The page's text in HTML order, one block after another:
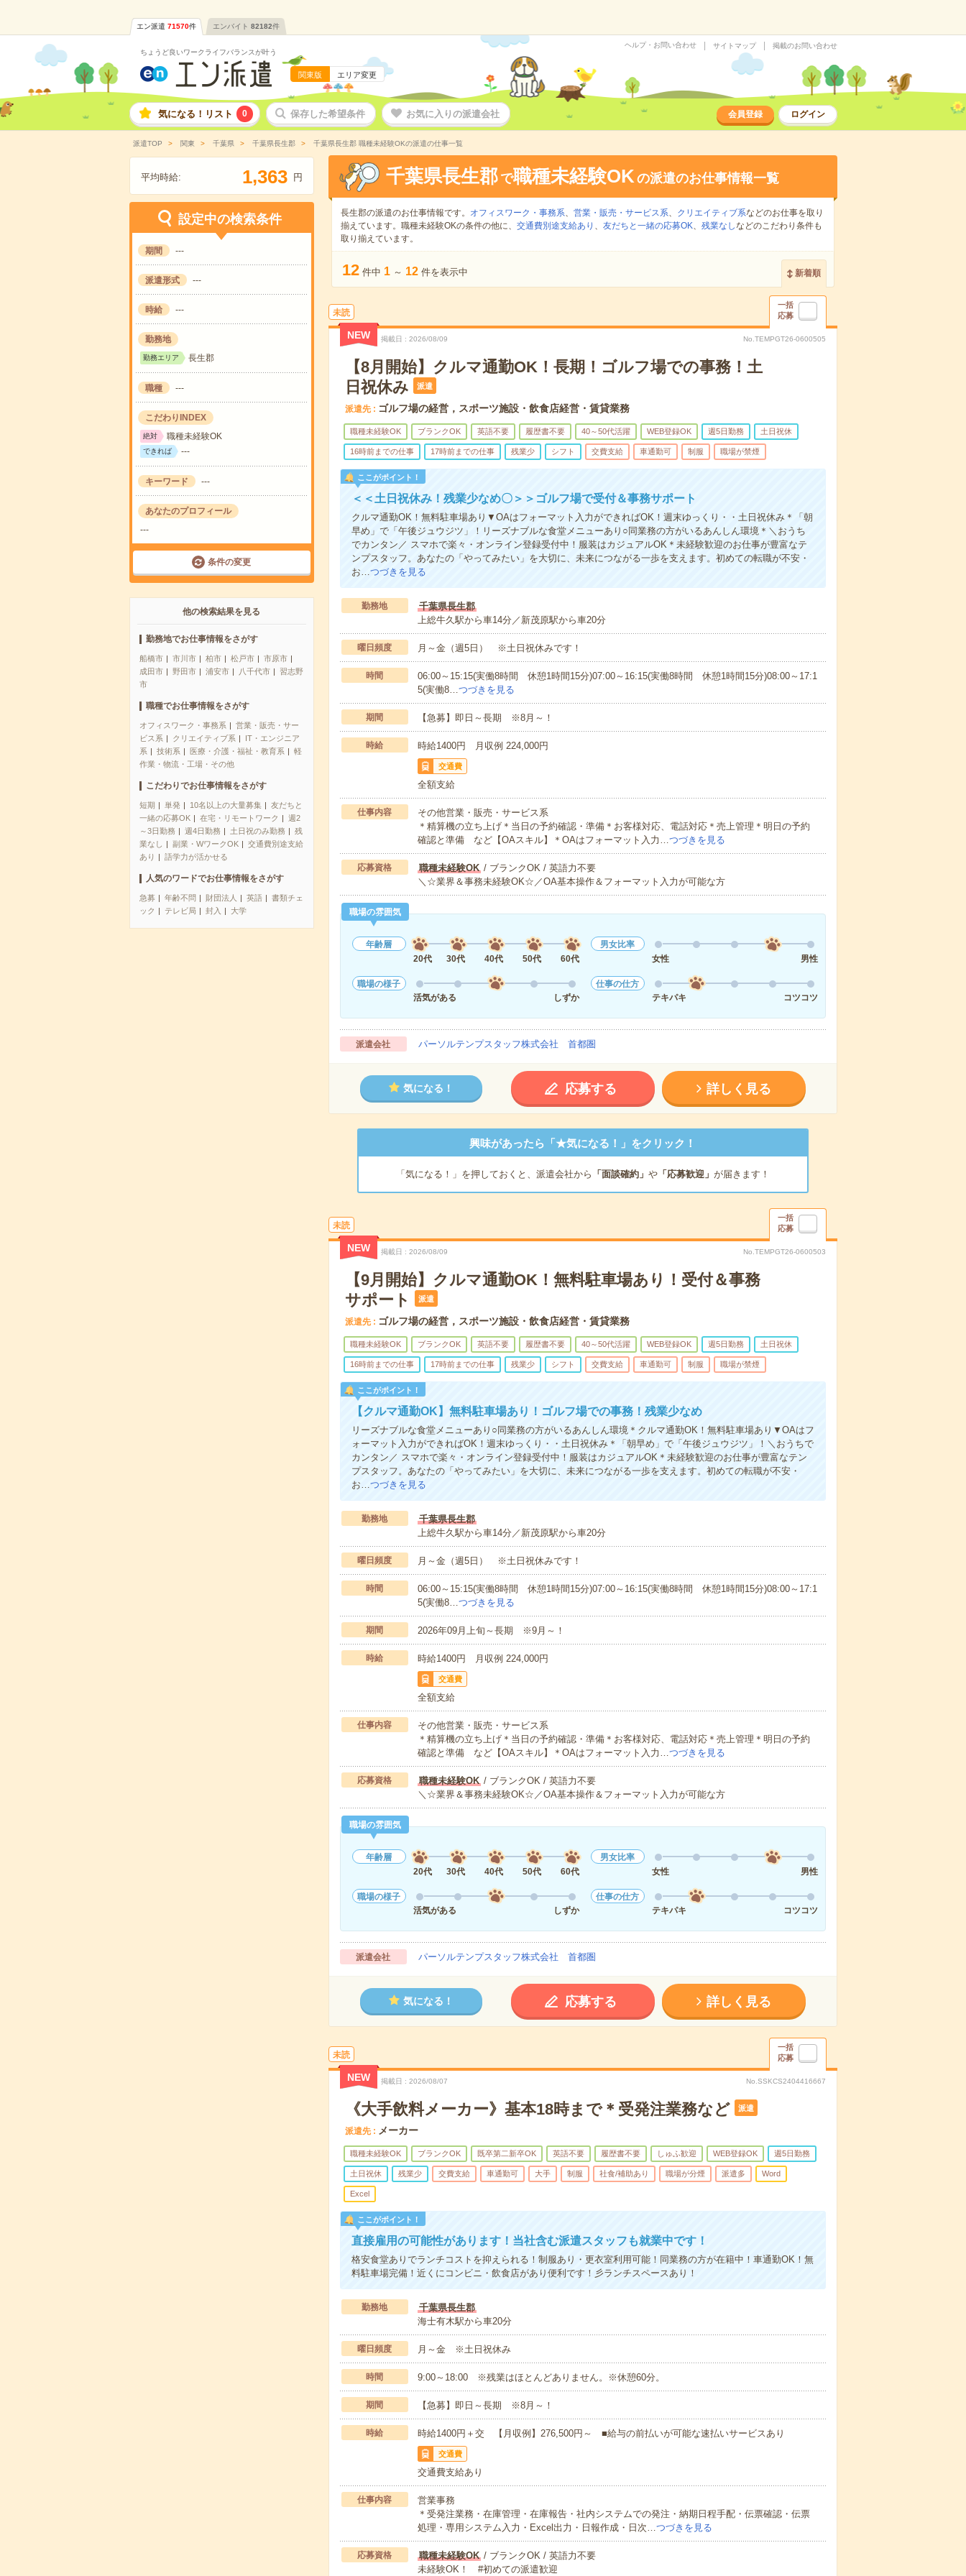
エン派遣 71570件 エンバイト 82182件
ちょうど良いワークライフバランスが叶う
関東版 エリア変更
ヘルプ・お問い合わせ サイトマップ 掲載のお問い合わせ
気になる！リスト 0 保存した希望条件 お気に入りの派遣会社 会員登録 ログイン
派遣TOP 関東 千葉県 千葉県長生郡 千葉県長生郡 職種未経験OKの派遣の仕事一覧
平均時給: 1,363 円
設定中の検索条件
期間 ---
派遣形式 ---
時給 ---
勤務地
勤務エリア 長生郡
職種 ---
こだわりINDEX
絶対 職種未経験OK
できれば ---
キーワード ---
あなたのプロフィール
---
条件の変更
他の検索結果を見る
勤務地でお仕事情報をさがす
船橋市 市川市 柏市 松戸市
市原市
成田市
野田市 浦安市 八千代市
習志野
市
職種でお仕事情報をさがす
オフィスワーク・事務系
営業・販売・サー
ビス系
クリエイティブ系
IT・エンジニア
系
技術系 医療・介護・福祉・教育系
軽
作業・物流・工場・その他
こだわりでお仕事情報をさがす
短期 単発 10名以上の大量募集
友だちと
一緒の応募OK
在宅・リモートワーク
週2
～3日勤務
週4日勤務 土日祝のみ勤務
残
業なし
副業・WワークOK
交通費別途支給
あり
語学力が活かせる
人気のワードでお仕事情報をさがす
急募 年齢不問 財団法人 英語
書類チェ
ック
テレビ局 封入 大学
千葉県長生郡 で職種未経験OKの派遣のお仕事情報一覧
長生郡の派遣のお仕事情報です。 オフィスワーク・事務系、 営業・販売・サービス系、 クリエイティブ系などのお仕事を取り
揃えています。職種未経験OKの条件の他に、 交通費別途支給あり 、 友だちと一緒の応募OK、 残業なしなどのこだわり条件も
取り揃えています。
12 件中 1 ～ 12 件を表示中 新着順
未読
一括
応募
NEW 掲載日 2026/08/09 No.TEMPGT26-0600505
【8月開始】クルマ通勤OK！長期！ゴルフ場での事務！土
日祝休み
派遣
派遣先 ゴルフ場の経営，スポーツ施設・飲食店経営・賃貸業務
職種未経験OK ブランクOK 英語不要 履歴書不要 40～50代活躍 WEB登録OK 週5日勤務 土日祝休
16時前までの仕事 17時前までの仕事 残業少 シフト 交費支給 車通勤可 制服 職場が禁煙
ここがポイント！
＜＜土日祝休み！残業少なめ〇＞＞ゴルフ場で受付＆事務サポート
クルマ通勤OK！無料駐車場あり▼OAはフォーマット入力ができればOK！週末ゆっくり・・土日祝休み＊「朝
早め」で「午後ジュウジツ」！リーズナブルな食堂メニューあり○同業務の方がいるあんしん環境＊＼おうち
でカンタン／ スマホで楽々・オンライン登録受付中！服装はカジュアルOK＊未経験歓迎のお仕事が豊富なテ
ンプスタッフ。あなたの「やってみたい」を大切に、未来につながる一歩を支えます。初めての転職が不安・
お…つづきを見る
勤務地
千葉県長生郡
上総牛久駅から車14分／新茂原駅から車20分
曜日頻度 月～金（週5日） ※土日祝休みです！
時間
06:00～15:15(実働8時間 休憩1時間15分)07:00～16:15(実働8時間 休憩1時間15分)08:00～17:1
5(実働8…つづきを見る
期間 【急募】即日～長期 ※8月～！
時給 時給1400円 月収例 224,000円
交通費
全額支給
仕事内容
その他営業・販売・サービス系
＊精算機の立ち上げ＊当日の予約確認・準備＊お客様対応、電話対応＊売上管理＊明日の予約
確認と準備 など【OAスキル】＊OAはフォーマット入力…つづきを見る
応募資格 職種未経験OK/ ブランクOK / 英語力不要
＼☆業界＆事務未経験OK☆／OA基本操作＆フォーマット入力が可能な方
職場の雰囲気
年齢層
20代
30代 40代 50代 60代
男女比率
女性
男性
職場の様子
活気がある
しずか
仕事の仕方
テキパキ
コツコツ
派遣会社 パーソルテンプスタッフ株式会社 首都圏
気になる！ 応募する 詳しく見る
興味があったら「★気になる！」をクリック！
「気になる！」を押しておくと、派遣会社から 「面談確約」 や「応募歓迎」 が届きます！
未読
一括
応募
NEW 掲載日 2026/08/09 No.TEMPGT26-0600503
【9月開始】クルマ通勤OK！無料駐車場あり！受付＆事務
サポート
派遣
派遣先 ゴルフ場の経営，スポーツ施設・飲食店経営・賃貸業務
職種未経験OK ブランクOK 英語不要 履歴書不要 40～50代活躍 WEB登録OK 週5日勤務 土日祝休
16時前までの仕事 17時前までの仕事 残業少 シフト 交費支給 車通勤可 制服 職場が禁煙
ここがポイント！
【クルマ通勤OK】無料駐車場あり！ゴルフ場での事務！残業少なめ
リーズナブルな食堂メニューあり○同業務の方がいるあんしん環境＊クルマ通勤OK！無料駐車場あり▼OAはフ
ォーマット入力ができればOK！週末ゆっくり・・土日祝休み＊「朝早め」で「午後ジュウジツ」！＼おうちで
カンタン／ スマホで楽々・オンライン登録受付中！服装はカジュアルOK＊未経験歓迎のお仕事が豊富なテン
プスタッフ。あなたの「やってみたい」を大切に、未来につながる一歩を支えます。初めての転職が不安・
お…つづきを見る
勤務地
千葉県長生郡
上総牛久駅から車14分／新茂原駅から車20分
曜日頻度 月～金（週5日） ※土日祝休みです！
時間
06:00～15:15(実働8時間 休憩1時間15分)07:00～16:15(実働8時間 休憩1時間15分)08:00～17:1
5(実働8…つづきを見る
期間 2026年09月上旬～長期 ※9月～！
時給 時給1400円 月収例 224,000円
交通費
全額支給
仕事内容
その他営業・販売・サービス系
＊精算機の立ち上げ＊当日の予約確認・準備＊お客様対応、電話対応＊売上管理＊明日の予約
確認と準備 など【OAスキル】＊OAはフォーマット入力…つづきを見る
応募資格 職種未経験OK/ ブランクOK / 英語力不要
＼☆業界＆事務未経験OK☆／OA基本操作＆フォーマット入力が可能な方
職場の雰囲気
年齢層
20代
30代 40代 50代 60代
男女比率
女性
男性
職場の様子
活気がある
しずか
仕事の仕方
テキパキ
コツコツ
派遣会社 パーソルテンプスタッフ株式会社 首都圏
気になる！ 応募する 詳しく見る
未読
一括
応募
NEW 掲載日 2026/08/07 No.SSKCS2404416667
《大手飲料メーカー》基本18時まで＊受発注業務など 派遣
派遣先 メーカー
職種未経験OK ブランクOK 既卒第二新卒OK 英語不要 履歴書不要 しゅふ歓迎 WEB登録OK 週5日勤務
土日祝休 残業少 交費支給 車通勤可 大手 制服 社食/補助あり 職場が分煙 派遣多 Word
Excel
ここがポイント！
直接雇用の可能性があります！当社含む派遣スタッフも就業中です！
格安食堂ありでランチコストを抑えられる！制服あり・更衣室利用可能！同業務の方が在籍中！車通勤OK！無
料駐車場完備！近くにコンビニ・飲食店があり便利です！彡ランチスペースあり！
勤務地
千葉県長生郡
海士有木駅から車20分
曜日頻度 月～金 ※土日祝休み
時間 9:00～18:00 ※残業はほとんどありません。※休憩60分。
期間 【急募】即日～長期 ※8月～！
時給 時給1400円＋交 【月収例】276,500円～ ■給与の前払いが可能な速払いサービスあり
交通費
交通費支給あり
仕事内容
営業事務
＊受発注業務・在庫管理・在庫報告・社内システムでの発注・納期日程手配・伝票確認・伝票
処理・専用システム入力・Excel出力・日報作成・日次…つづきを見る
応募資格 職種未経験OK/ ブランクOK / 英語力不要
未経験OK！ #初めての派遣歓迎